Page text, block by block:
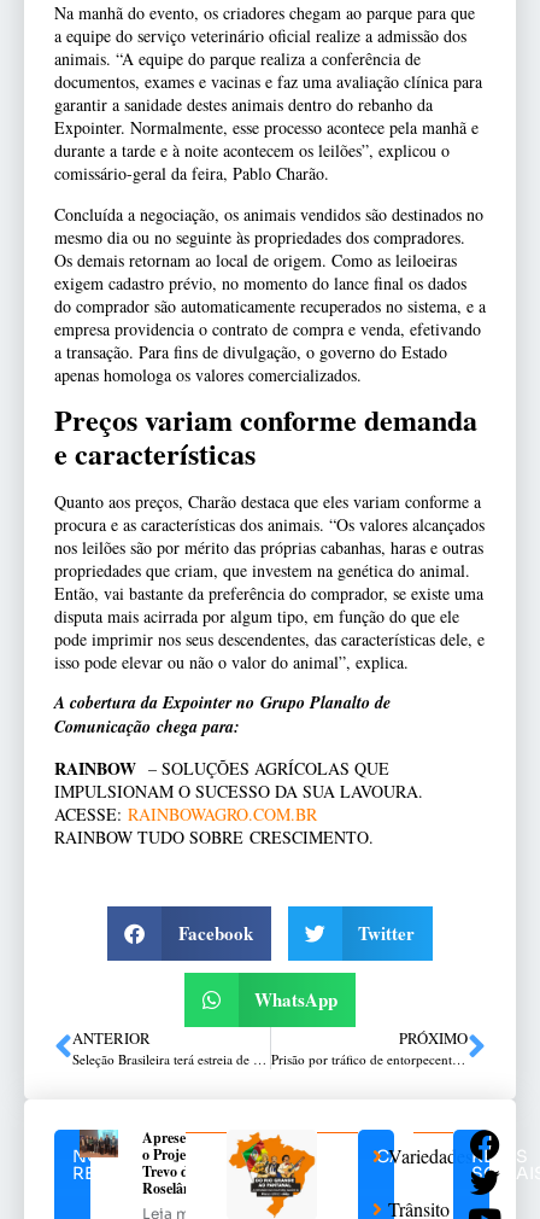
Na manhã do evento, os criadores chegam ao parque para que
a equipe do serviço veterinário oficial realize a admissão dos
animais. “A equipe do parque realiza a conferência de
documentos, exames e vacinas e faz uma avaliação clínica para
garantir a sanidade destes animais dentro do rebanho da
Expointer. Normalmente, esse processo acontece pela manhã e
durante a tarde e à noite acontecem os leilões”, explicou o
comissário-geral da feira, Pablo Charão.
Concluída a negociação, os animais vendidos são destinados no
mesmo dia ou no seguinte às propriedades dos compradores.
Os demais retornam ao local de origem. Como as leiloeiras
exigem cadastro prévio, no momento do lance final os dados
do comprador são automaticamente recuperados no sistema, e a
empresa providencia o contrato de compra e venda, efetivando
a transação. Para fins de divulgação, o governo do Estado
apenas homologa os valores comercializados.
Preços variam conforme demanda
e características
Quanto aos preços, Charão destaca que eles variam conforme a
procura e as características dos animais. “Os valores alcançados
nos leilões são por mérito das próprias cabanhas, haras e outras
propriedades que criam, que investem na genética do animal.
Então, vai bastante da preferência do comprador, se existe uma
disputa mais acirrada por algum tipo, em função do que ele
pode imprimir nos seus descendentes, das características dele, e
isso pode elevar ou não o valor do animal”, explica.
A cobertura da Expointer no Grupo Planalto de
Comunicação chega para:
RAINBOW – SOLUÇÕES AGRÍCOLAS QUE
IMPULSIONAM O SUCESSO DA SUA LAVOURA.
ACESSE: RAINBOWAGRO.COM.BR
RAINBOW TUDO SOBRE CRESCIMENTO.
Facebook Twitter
WhatsApp
ANTERIOR
Seleção Brasileira terá estreia de Carlo Ancelotti no Maracanã
PRÓXIMO
Prisão por tráfico de entorpecentes em Passo Fundo
NOTÍCIAS
RELACIONADAS
Apresentado
o Projeto do
Trevo da
Roselândia
Leia mais
CATEGORIAS
Variedades
Trânsito
REDES